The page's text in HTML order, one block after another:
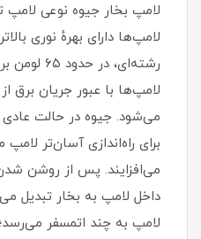
لامپ بخار جیوه نوعی لامپ
لامپ‌ها دارای بهرهٔ نوری
رشته‌ای،
لامپ‌ها با عبور جریان برق
می‌شود. جیوه در حالت
برای راه‌اندازی آسان‌تر
می‌افزایند. پس از روشن
داخل لامپ به بخار تبدیل
لامپ به چند اتمسفر